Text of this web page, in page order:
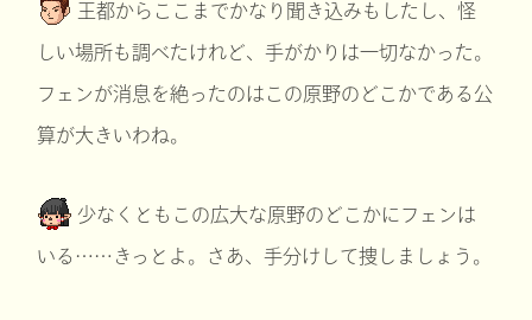
王都からここまでかなり聞き込みもしたし、怪
しい場所も調べたけれど、手がかりは一切なかった。
フェンが消息を絶ったのはこの原野のどこかである公
算が大きいわね。
少なくともこの広大な原野のどこかにフェンは
いる……きっとよ。さあ、手分けして捜しましょう。